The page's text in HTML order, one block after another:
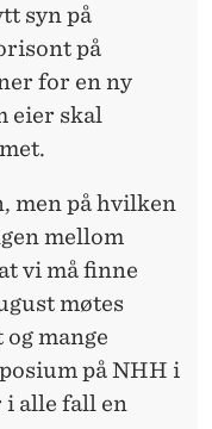
syn på
på
for en ny
eier skal
men på hvilken
mellom
vi må finne
møtes
mange
på NHH i
alle fall en